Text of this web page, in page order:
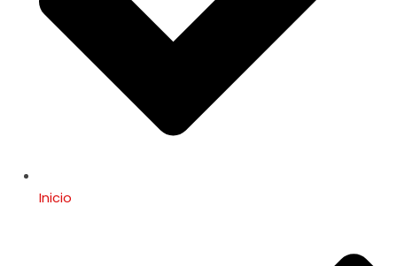
Inicio